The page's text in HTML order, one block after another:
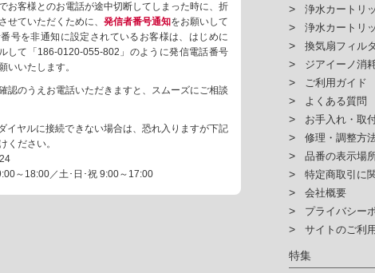
お客様とのお電話が途中切断してしまった時に、折
せていただくために、 発信者番号通知をお願いして
号を非通知に設定されているお客様は、はじめに
して「186-0120-055-802」のように発信電話番号
いいたします。
認のうえお電話いただきますと、スムーズにご相談
イヤルに接続できない場合は、恐れ入りますが下記
ください。
～18:00／土･日･祝 9:00～17:00
浄水カートリ
浄水カートリ
換気扇フィル
ジアイーノ消
ご利用ガイド
よくある質問
お手入れ・取
修理・調整方
品番の表示場
特定商取引に
会社概要
プライバシー
サイトのご利
特集